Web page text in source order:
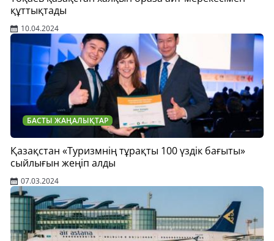
құттықтады
10.04.2024
БАСТЫ ЖАҢАЛЫҚТАР
Қазақстан «Туризмнің тұрақты 100 үздік бағыты»
сыйлығын жеңіп алды
07.03.2024